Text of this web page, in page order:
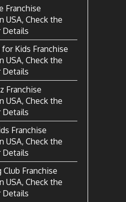
Franchise
USA, Check the
Details
Kids Franchise
USA, Check the
Details
Franchise
USA, Check the
Details
Franchise
USA, Check the
Details
Franchise
USA, Check the
Details